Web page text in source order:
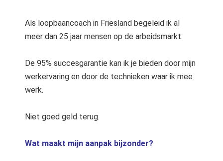
Als loopbaancoach in Friesland begeleid ik al
meer dan 25 jaar mensen op de arbeidsmarkt.
De 95% succesgarantie kan ik je bieden door mijn
werkervaring en door de technieken waar ik mee
werk.
Niet goed geld terug.
Wat maakt mijn aanpak bijzonder?